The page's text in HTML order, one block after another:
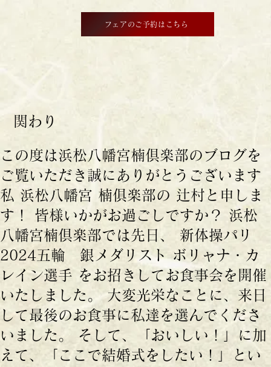
フェアのご予約はこちら
関わり
この度は浜松八幡宮楠倶楽部のブログを
ご覧いただき誠にありがとうございます
私 浜松八幡宮 楠俱楽部の 辻村と申しま
す！ 皆様いかがお過ごしですか？ 浜松
八幡宮楠倶楽部では先日、 新体操パリ
2024五輪 銀メダリスト ボリャナ・カ
レイン選手 をお招きしてお食事会を開催
いたしました。 大変光栄なことに、来日
して最後のお食事に私達を選んでくださ
いました。 そして、「おいしい！」に加
えて、「ここで結婚式をしたい！」とい